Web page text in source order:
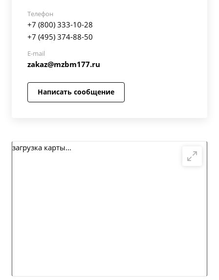
загрузка карты...
Телефон
+7 (800) 333-10-28
+7 (495) 374-88-50
E-mail
zakaz@mzbm177.ru
Написать сообщение